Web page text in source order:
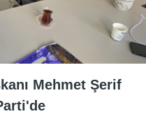
Mehmet Şerif